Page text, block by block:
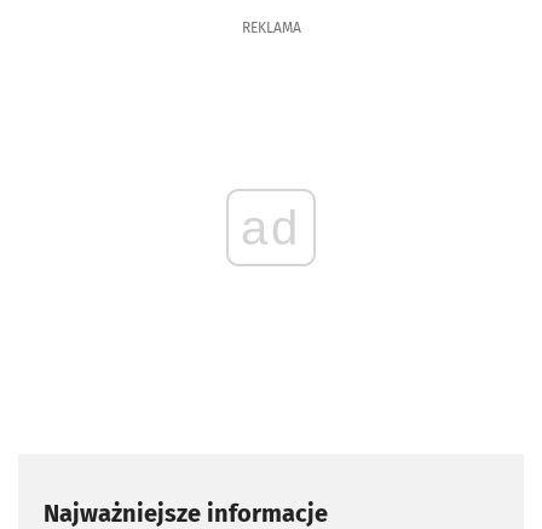
REKLAMA
ad
Najważniejsze informacje